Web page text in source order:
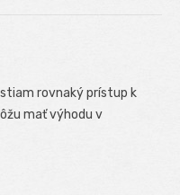
rovnaký prístup k
mať výhodu v